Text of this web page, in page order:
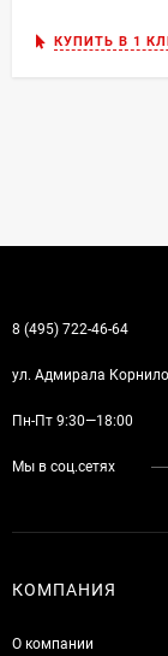
КУПИТЬ В 1
8 (495) 722-46-64
ул. Адмирала
Пн-Пт 9:30—18:00
Мы в соц.сетях
КОМПАНИЯ
О компании